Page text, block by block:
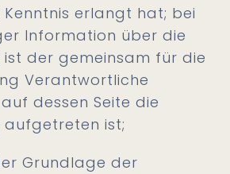
erlangt hat; bei
Information über die
ist der gemeinsam für die
Verantwortliche
dessen Seite die
aufgetreten ist;
Grundlage der